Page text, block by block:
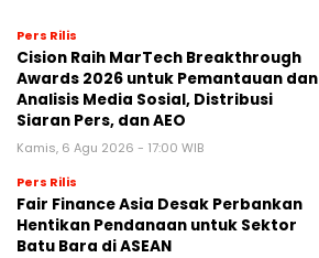
Pers Rilis
Cision Raih MarTech Breakthrough
Awards 2026 untuk Pemantauan dan
Analisis Media Sosial, Distribusi
Siaran Pers, dan AEO
Kamis, 6 Agu 2026 - 17:00 WIB
Pers Rilis
Fair Finance Asia Desak Perbankan
Hentikan Pendanaan untuk Sektor
Batu Bara di ASEAN